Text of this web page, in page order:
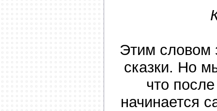
Этим словом
сказки. Но
что
начинается